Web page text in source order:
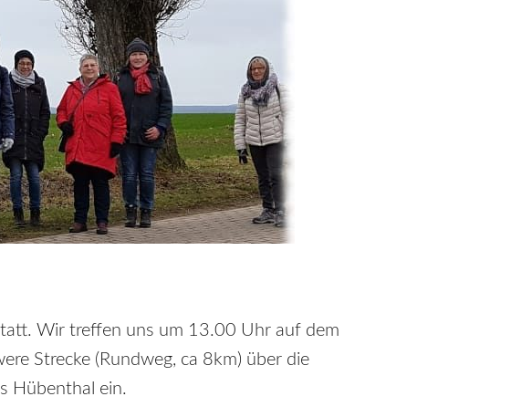
Wir treffen uns um 13.00 Uhr auf dem
Strecke (Rundweg, ca 8km) über die
Hübenthal ein.